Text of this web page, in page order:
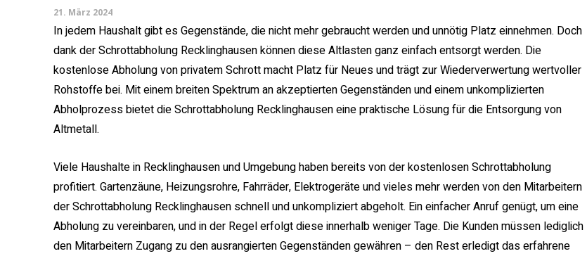
21. März 2024
In jedem Haushalt gibt es Gegenstände, die nicht mehr gebraucht werden und unnötig Platz einnehmen. Doch
dank der Schrottabholung Recklinghausen können diese Altlasten ganz einfach entsorgt werden. Die
kostenlose Abholung von privatem Schrott macht Platz für Neues und trägt zur Wiederverwertung wertvoller
Rohstoffe bei. Mit einem breiten Spektrum an akzeptierten Gegenständen und einem unkomplizierten
Abholprozess bietet die Schrottabholung Recklinghausen eine praktische Lösung für die Entsorgung von
Altmetall.
Viele Haushalte in Recklinghausen und Umgebung haben bereits von der kostenlosen Schrottabholung
profitiert. Gartenzäune, Heizungsrohre, Fahrräder, Elektrogeräte und vieles mehr werden von den Mitarbeitern
der Schrottabholung Recklinghausen schnell und unkompliziert abgeholt. Ein einfacher Anruf genügt, um eine
Abholung zu vereinbaren, und in der Regel erfolgt diese innerhalb weniger Tage. Die Kunden müssen lediglich
den Mitarbeitern Zugang zu den ausrangierten Gegenständen gewähren – den Rest erledigt das erfahrene